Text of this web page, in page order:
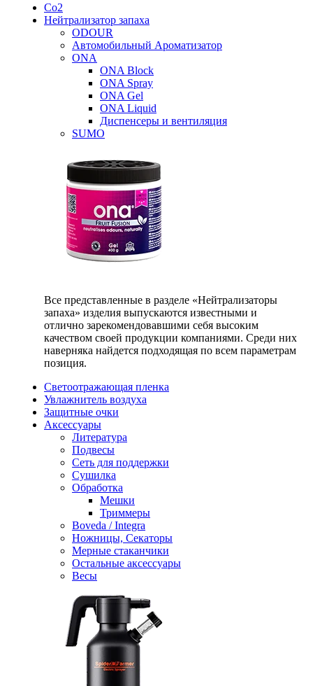
Со2
Нейтрализатор запаха
ODOUR
Автомобильный Ароматизатор
ONA
ONA Block
ONA Spray
ONA Gel
ONA Liquid
Диспенсеры и вентиляция
SUMO
Все представленные в разделе «Нейтрализаторы
запаха» изделия выпускаются известными и
отлично зарекомендовавшими себя высоким
качеством своей продукции компаниями. Среди них
наверняка найдется подходящая по всем параметрам
позиция.
Светоотражающая пленка
Увлажнитель воздуха
Защитные очки
Аксессуары
Литература
Подвесы
Сеть для поддержки
Сушилка
Обработка
Мешки
Триммеры
Boveda / Integra
Ножницы, Секаторы
Мерные стаканчики
Остальные аксессуары
Весы